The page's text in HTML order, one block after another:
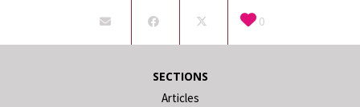
0
SECTIONS
Articles